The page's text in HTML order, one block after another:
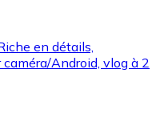
en détails,
Android, vlog à 2